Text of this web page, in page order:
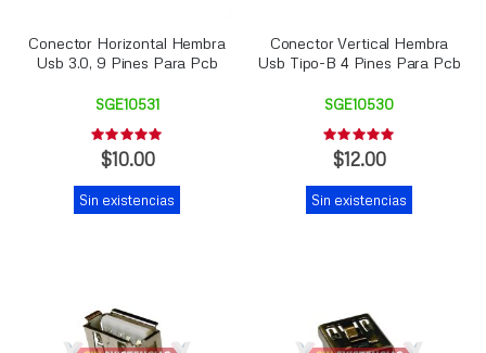
Conector Horizontal Hembra
Usb 3.0, 9 Pines Para Pcb
SGE10531
Rating:
0%
$10.00
Sin existencias
Conector Vertical Hembra
Usb Tipo-B 4 Pines Para Pcb
SGE10530
Rating:
0%
$12.00
Sin existencias